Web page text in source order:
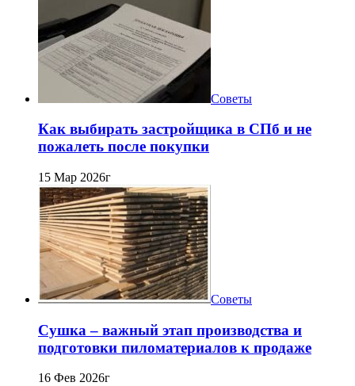
Советы
Как выбирать застройщика в СПб и не
пожалеть после покупки
15 Мар 2026г
Советы
Сушка – важный этап производства и
подготовки пиломатериалов к продаже
16 Фев 2026г